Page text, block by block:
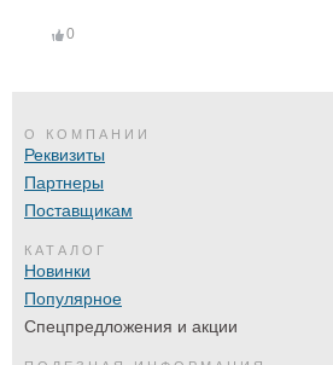
0
О КОМПАНИИ
Реквизиты
Партнеры
Поставщикам
КАТАЛОГ
Новинки
Популярное
Спецпредложения и акции